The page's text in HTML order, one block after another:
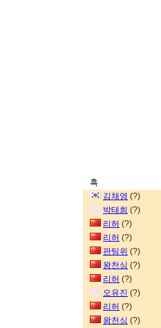
흑
김채영 (?)
박태희 (?)
리허 (?)
리허 (?)
판팅위 (?)
왕천싱 (?)
리허 (?)
오유진 (?)
리허 (?)
왕천싱 (?)